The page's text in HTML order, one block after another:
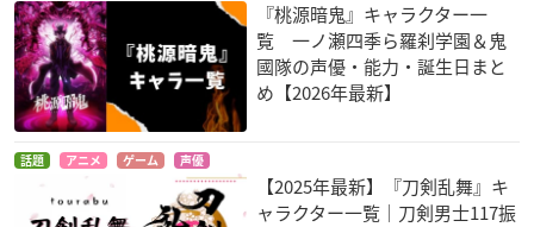
『桃源暗鬼』キャラクター一
覧 一ノ瀬四季ら羅刹学園＆鬼
國隊の声優・能力・誕生日まと
め【2026年最新】
話題 アニメ ゲーム 声優
【2025年最新】『刀剣乱舞』キ
ャラクター一覧｜刀剣男士117振